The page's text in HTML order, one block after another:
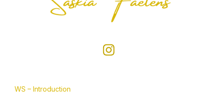
WS – Introduction